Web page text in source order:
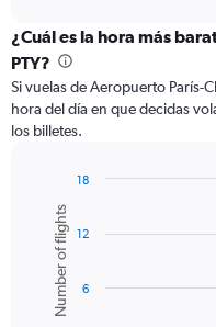
categories.
Range:
12
categories.
The
chart
axis
displaying
values.
Range:
¿Cuál es la hora más
PTY?
Si vuelas de Aeropuerto París-
hora del día en que decidas
los billetes.
chart
with
bars.
The
Chart
graphic.
Number of flights 6
12
18